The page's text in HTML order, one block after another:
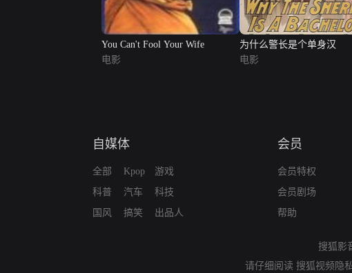
You Can't Fool Your Wife
电影
为什么警长是个单身汉
电影
自媒体
全部
科普
国风
Kpop
汽车
搞笑
游戏
科技
出品人
会员
会员特权
会员剧场
帮助
搜狐影
请仔细阅读 搜狐视频隐